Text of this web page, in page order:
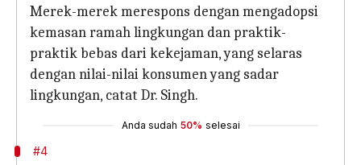
Merek-merek merespons dengan mengadopsi
kemasan ramah lingkungan dan praktik-
praktik bebas dari kekejaman, yang selaras
dengan nilai-nilai konsumen yang sadar
lingkungan, catat Dr. Singh.
Anda sudah 50% selesai
#4